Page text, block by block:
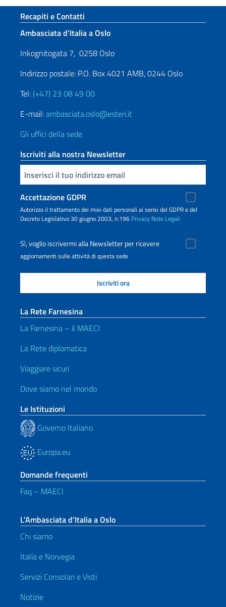
Sezione footer
Recapiti e Contatti
Ambasciata d’Italia a Oslo
Inkognitogata 7, 0258 Oslo
Indirizzo postale: P.O. Box 4021 AMB, 0244 Oslo
Tel: (+47) 23 08 49 00
E-mail:ambasciata.oslo@esteri.it
Gli uffici della sede
Iscriviti alla nostra Newsletter
Inserisci la tua email
Accettazione GDPR
Autorizzo il trattamento dei miei dati personali ai sensi del GDPR e del
Decreto Legislativo 30 giugno 2003, n.196 Privacy Note Legali
Sì, voglio iscrivermi alla Newsletter per ricevere
aggiornamenti sulle attività di questa sede
La Rete Farnesina
La Farnesina – il MAECI
La Rete diplomatica
Viaggiare sicuri
Dove siamo nel mondo
Le Istituzioni
Governo Italiano
Europa.eu
Domande frequenti
Faq – MAECI
L’Ambasciata d’Italia a Oslo
Chi siamo
Italia e Norvegia
Servizi Consolari e Visti
Notizie